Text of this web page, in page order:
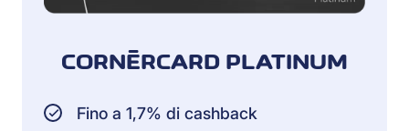
CORNÈRCARD PLATINUM
Fino a 1,7% di cashback